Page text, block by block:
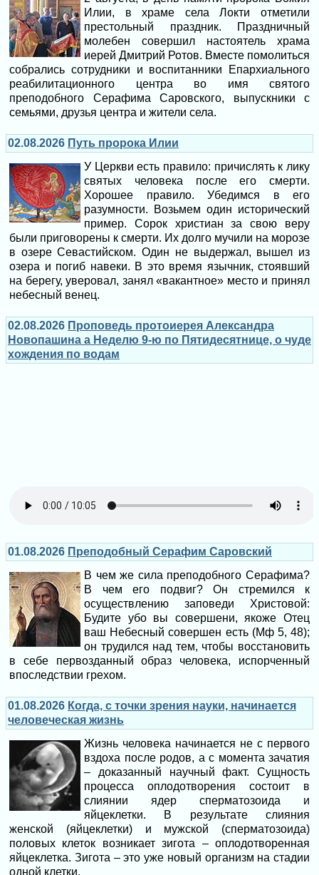
Илии, в храме села Локти отметили
престольный праздник. Праздничный
молебен совершил настоятель храма
иерей Дмитрий Ротов. Вместе помолиться
собрались сотрудники и воспитанники Епархиального
реабилитационного центра во имя святого
преподобного Серафима Саровского, выпускники с
семьями, друзья центра и жители села.
02.08.2026 Путь пророка Илии
У Церкви есть правило: причислять к лику
святых человека после его смерти.
Хорошее правило. Убедимся в его
разумности. Возьмем один исторический
пример. Сорок христиан за свою веру
были приговорены к смерти. Их долго мучили на морозе
в озере Севастийском. Один не выдержал, вышел из
озера и погиб навеки. В это время язычник, стоявший
на берегу, уверовал, занял «вакантное» место и принял
небесный венец.
02.08.2026 Проповедь протоиерея Александра
Новопашина а Неделю 9-ю по Пятидесятнице, о чуде
хождения по водам
01.08.2026 Преподобный Серафим Саровский
В чем же сила преподобного Серафима?
В чем его подвиг? Он стремился к
осуществлению заповеди Христовой:
Будите убо вы совершени, якоже Отец
ваш Небесный совершен есть (Мф 5, 48);
он трудился над тем, чтобы восстановить
в себе первозданный образ человека, испорченный
впоследствии грехом.
01.08.2026 Когда, с точки зрения науки, начинается
человеческая жизнь
Жизнь человека начинается не с первого
вздоха после родов, а с момента зачатия
– доказанный научный факт. Сущность
процесса оплодотворения состоит в
слиянии ядер сперматозоида и
яйцеклетки. В результате слияния
женской (яйцеклетки) и мужской (сперматозоида)
половых клеток возникает зигота – оплодотворенная
яйцеклетка. Зигота – это уже новый организм на стадии
одной клетки.